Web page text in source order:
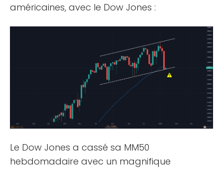
américaines, avec le Dow Jones :
Le Dow Jones a cassé sa MM50
hebdomadaire avec un magnifique